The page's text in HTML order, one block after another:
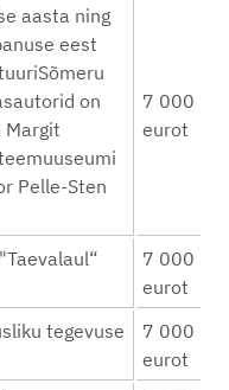
aasta ning
eest
on
Margit
Pelle-Sten
7 000
eurot
7 000
eurot
tegevuse
7 000
eurot